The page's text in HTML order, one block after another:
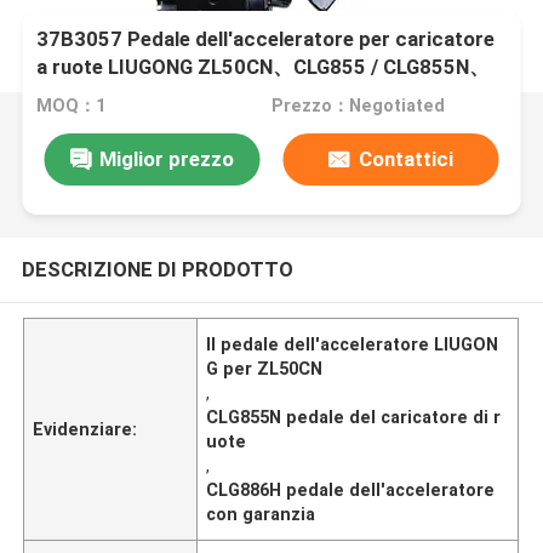
37B3057 Pedale dell'acceleratore per caricatore
a ruote LIUGONG ZL50CN、CLG855 / CLG855N、
CLG850H / CLG856H、CLG862H、CLG886H /
MOQ：1 Prezzo：Negotiated
Miglior prezzo Contattici
DESCRIZIONE DI PRODOTTO
Evidenziare:
Il pedale dell'acceleratore LIUGON
G per ZL50CN
,
CLG855N pedale del caricatore di r
uote
,
CLG886H pedale dell'acceleratore
con garanzia